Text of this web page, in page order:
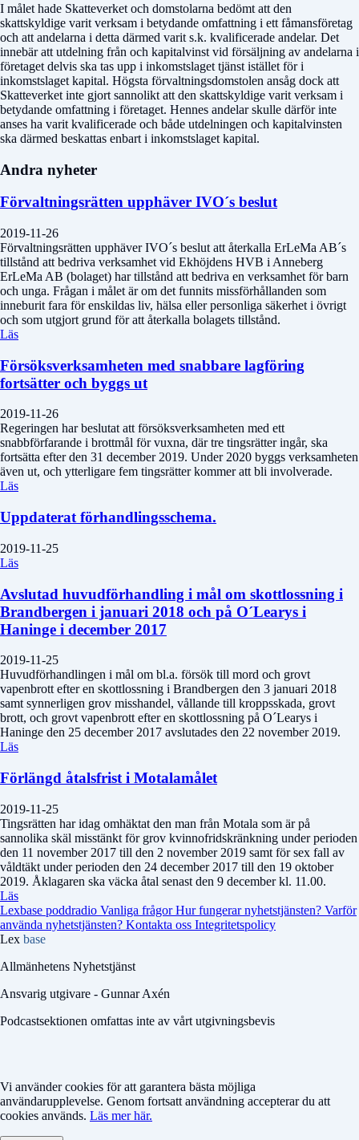
I målet hade Skatteverket och domstolarna bedömt att den
skattskyldige varit verksam i betydande omfattning i ett fåmansföretag
och att andelarna i detta därmed varit s.k. kvalificerade andelar. Det
innebär att utdelning från och kapitalvinst vid försäljning av andelarna i
företaget delvis ska tas upp i inkomstslaget tjänst istället för i
inkomstslaget kapital. Högsta förvaltningsdomstolen ansåg dock att
Skatteverket inte gjort sannolikt att den skattskyldige varit verksam i
betydande omfattning i företaget. Hennes andelar skulle därför inte
anses ha varit kvalificerade och både utdelningen och kapitalvinsten
ska därmed beskattas enbart i inkomstslaget kapital.
Andra nyheter
Förvaltningsrätten upphäver IVO´s beslut
2019-11-26
Förvaltningsrätten upphäver IVO´s beslut att återkalla ErLeMa AB´s
tillstånd att bedriva verksamhet vid Ekhöjdens HVB i Anneberg
ErLeMa AB (bolaget) har tillstånd att bedriva en verksamhet för barn
och unga. Frågan i målet är om det funnits missförhållanden som
inneburit fara för enskildas liv, hälsa eller personliga säkerhet i övrigt
och som utgjort grund för att återkalla bolagets tillstånd.
Läs
Försöksverksamheten med snabbare lagföring
fortsätter och byggs ut
2019-11-26
Regeringen har beslutat att försöksverksamheten med ett
snabbförfarande i brottmål för vuxna, där tre tingsrätter ingår, ska
fortsätta efter den 31 december 2019. Under 2020 byggs verksamheten
även ut, och ytterligare fem tingsrätter kommer att bli involverade.
Läs
Uppdaterat förhandlingsschema.
2019-11-25
Läs
Avslutad huvudförhandling i mål om skottlossning i
Brandbergen i januari 2018 och på O´Learys i
Haninge i december 2017
2019-11-25
Huvudförhandlingen i mål om bl.a. försök till mord och grovt
vapenbrott efter en skottlossning i Brandbergen den 3 januari 2018
samt synnerligen grov misshandel, vållande till kroppsskada, grovt
brott, och grovt vapenbrott efter en skottlossning på O´Learys i
Haninge den 25 december 2017 avslutades den 22 november 2019.
Läs
Förlängd åtalsfrist i Motalamålet
2019-11-25
Tingsrätten har idag omhäktat den man från Motala som är på
sannolika skäl misstänkt för grov kvinnofridskränkning under perioden
den 11 november 2017 till den 2 november 2019 samt för sex fall av
våldtäkt under perioden den 24 december 2017 till den 19 oktober
2019. Åklagaren ska väcka åtal senast den 9 december kl. 11.00.
Läs
Lexbase poddradio Vanliga frågorHur fungerar nyhetstjänsten? Varför
använda nyhetstjänsten? Kontakta oss Integritetspolicy
Lex base
Allmänhetens Nyhetstjänst
Ansvarig utgivare - Gunnar Axén
Podcastsektionen omfattas inte av vårt utgivningsbevis
Vi använder cookies för att garantera bästa möjliga
användarupplevelse. Genom fortsatt användning accepterar du att
cookies används. Läs mer här.